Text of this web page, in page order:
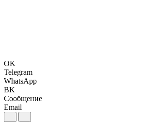
OK
Telegram
WhatsApp
BK
Сообщение
Email